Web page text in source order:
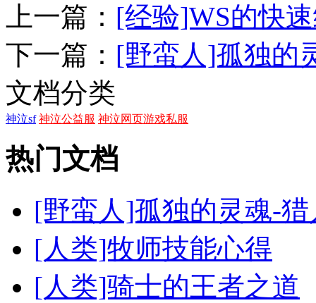
上一篇： [经验]WS的快
下一篇： [野蛮人]孤独的
文档分类
神泣sf 神泣公益服 神泣网页游戏私服
热门文档
[野蛮人]孤独的灵魂-
[人类]牧师技能心得
[人类]骑士的王者之道